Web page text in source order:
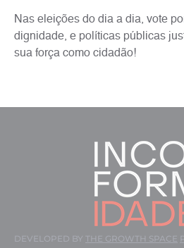
Nas eleições do dia a dia, vote
dignidade, e políticas públicas
sua força como cidadão!
DEVELOPED BY THE GROWTH SPACE